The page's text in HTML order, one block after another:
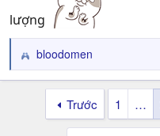
lượng
R
e
bloodomen
Trước 1 …